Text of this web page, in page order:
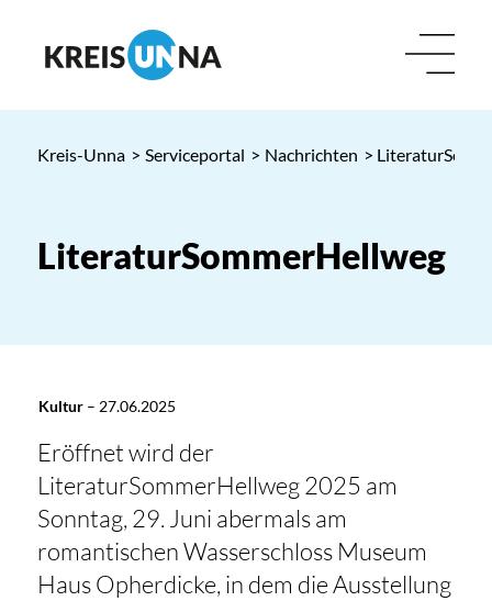
Kreis-Unna > Serviceportal > Nachrichten >
LiteraturSommerHellweg
Kultur– 27.06.2025
Eröffnet wird der
LiteraturSommerHellweg 2025 am
Sonntag, 29. Juni abermals am
romantischen Wasserschloss Museum
Haus Opherdicke, in dem die Ausstellung